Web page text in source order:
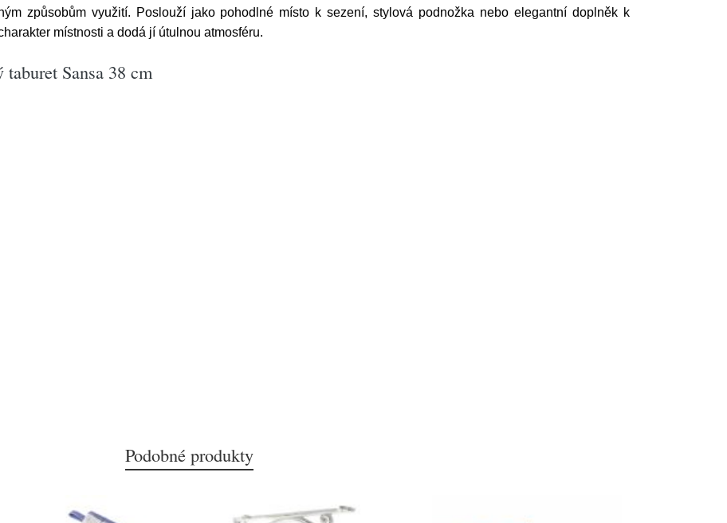
způsobům využití. Poslouží jako pohodlné místo k sezení, stylová podnožka nebo elegantní doplněk k
místnosti a dodá jí útulnou atmosféru.
Sansa 38 cm
Podobné produkty